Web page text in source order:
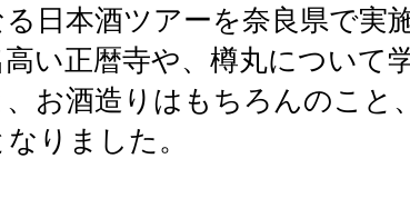
日本酒ツアーを奈良県で実
い正暦寺や、樽丸について
お酒造りはもちろんのこと
りました。